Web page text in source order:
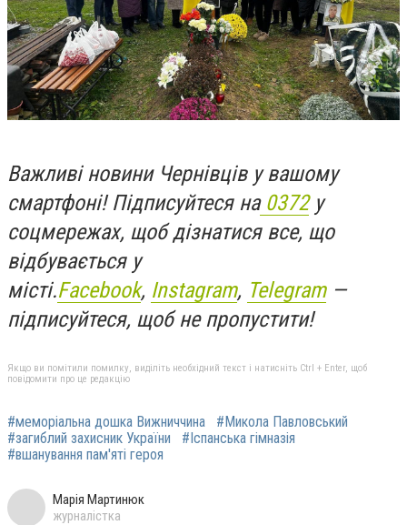
Важливі новини Чернівців у вашому
смартфоні! Підписуйтеся на0372у
соцмережах, щоб дізнатися все, що
відбувається у
місті.Facebook, Instagram, Telegram—
підписуйтеся, щоб не пропустити!
Якщо ви помітили помилку, виділіть необхідний текст і натисніть Ctrl + Enter, щоб
повідомити про це редакцію
#меморіальна дошка Вижниччина
#Микола Павловський
#загиблий захисник України
#Іспанська гімназія
#вшанування пам'яті героя
Марія Мартинюк
журналістка